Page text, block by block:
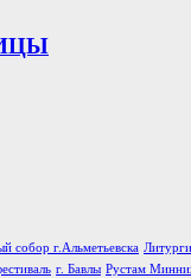
собор г.Альметьевска
г. Бавлы Рустам